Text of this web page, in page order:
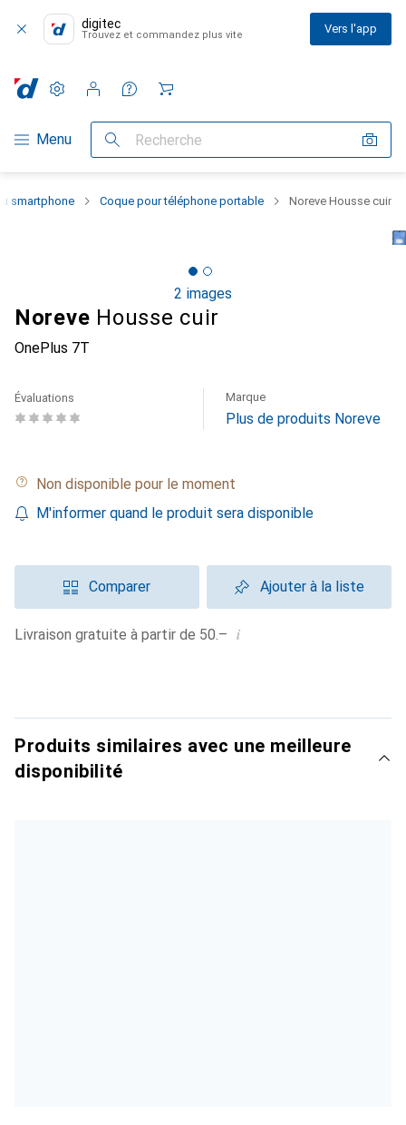
digitec
Trouvez et commandez plus vite Vers l'app
Navigation par catégorie
Menu Recherche
Paramètres
Compte client
Listes de comparaison
Listes d'envies
Panier
smartphone Coque pour téléphone portable Noreve Housse cuir
2 images
Noreve Housse cuir
OnePlus 7T
Évaluations Marque
Plus de produits Noreve
Non disponible pour le moment
M'informer quand le produit sera disponible
Comparer Ajouter à la liste
Livraison gratuite à partir de 50.– i
Produits similaires avec une meilleure
disponibilité